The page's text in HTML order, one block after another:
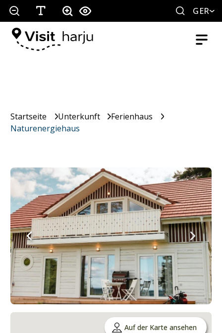
GER
Startseite Unterkunft
Ferienhaus
Naturenergiehaus
Auf der Karte ansehen